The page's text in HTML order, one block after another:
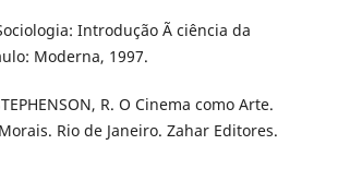
Introdução Ã ciência da
Moderna, 1997.
R. O Cinema como Arte.
Rio de Janeiro. Zahar Editores.